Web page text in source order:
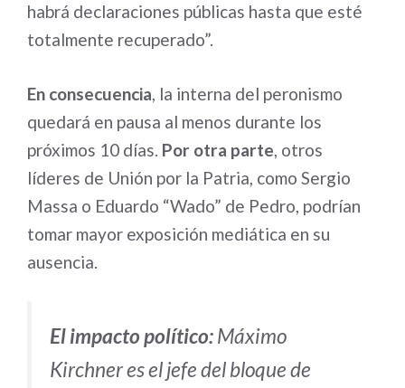
habrá declaraciones públicas hasta que esté
totalmente recuperado”.
En consecuencia, la interna del peronismo
quedará en pausa al menos durante los
próximos 10 días. Por otra parte, otros
líderes de Unión por la Patria, como Sergio
Massa o Eduardo “Wado” de Pedro, podrían
tomar mayor exposición mediática en su
ausencia.
El impacto político:Máximo
Kirchner es el jefe del bloque de